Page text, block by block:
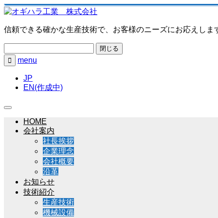
信頼できる確かな生産技術で、お客様のニーズにお応えしま
閉じる

menu
JP
EN(作成中)
HOME
会社案内
社長挨拶
企業理念
会社概要
沿革
お知らせ
技術紹介
生産技術
機械設備